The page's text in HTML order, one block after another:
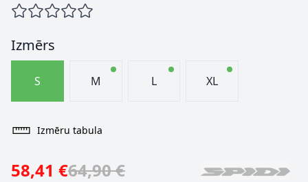
Izmērs
S M L XL
Izmēru tabula
58,41 €64,90 €